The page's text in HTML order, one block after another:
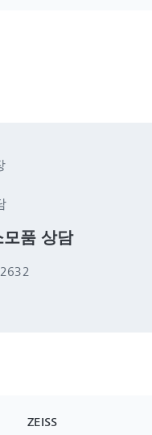
품 상담
ZEISS